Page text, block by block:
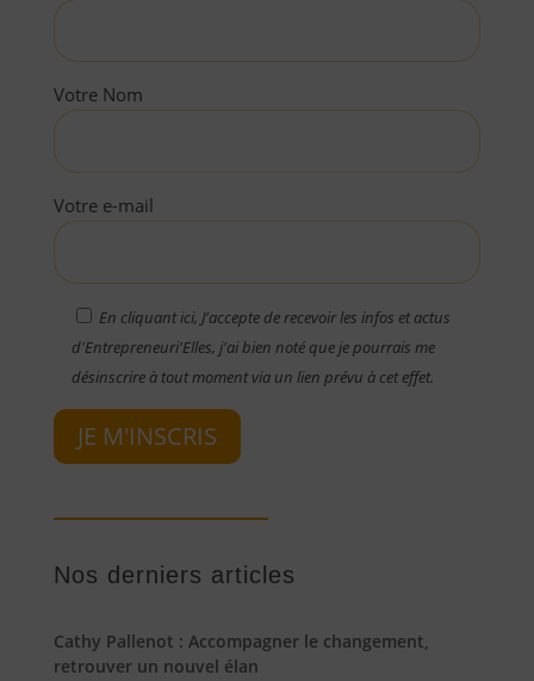
Votre Nom
Votre e-mail
En cliquant ici, J'accepte de recevoir les infos et actus
d'Entrepreneuri'Elles, j'ai bien noté que je pourrais me
désinscrire à tout moment via un lien prévu à cet effet.
JE M'INSCRIS
Nos derniers articles
Cathy Pallenot : Accompagner le changement,
retrouver un nouvel élan